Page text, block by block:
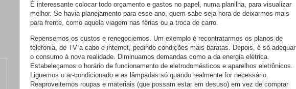
É interessante colocar todo orçamento e gastos no papel, numa planilha, para visualizar
melhor. Se havia planejamento para esse ano, quem sabe seja hora de deixarmos mais
para frente, como aquela viagem nas férias ou a troca de carro.
Repensemos os custos e renegociemos. Um exemplo é recontratarmos os planos de
telefonia, de TV a cabo e internet, pedindo condições mais baratas. Depois, é só adequar
o consumo à nova realidade. Diminuamos demandas como a da energia elétrica.
Estabeleçamos o horário de funcionamento de eletrodomésticos e aparelhos eletrônicos.
Liguemos o ar-condicionado e as lâmpadas só quando realmente for necessário.
Reaproveitemos roupas e materiais (que possam estar em desuso) em vez de comprar